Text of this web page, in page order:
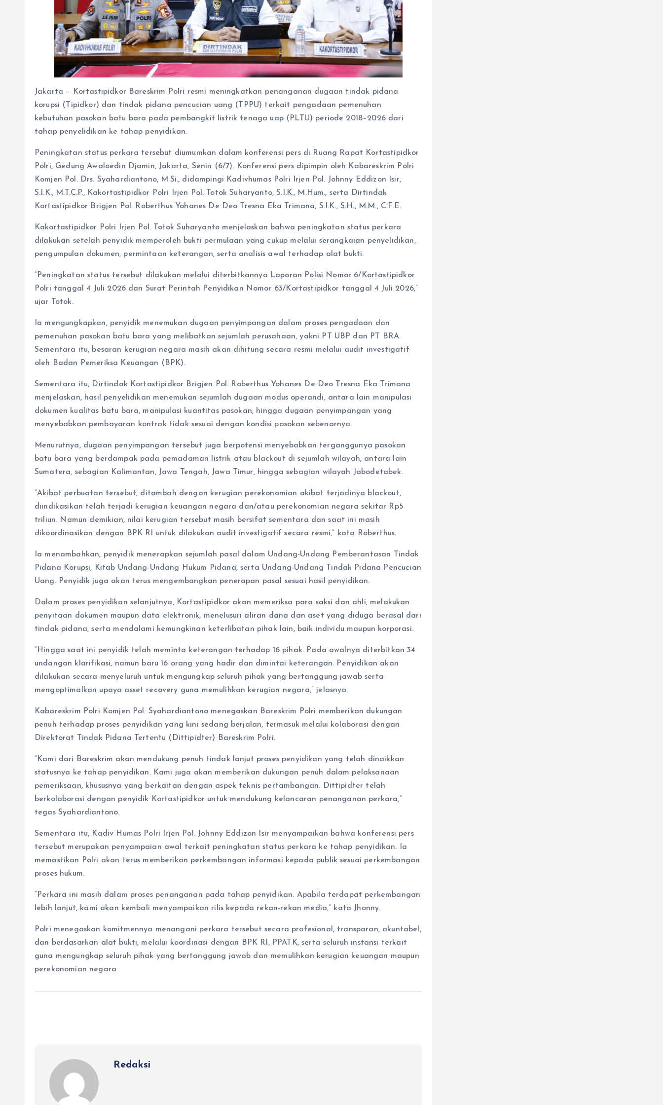
Jakarta – Kortastipidkor Bareskrim Polri resmi meningkatkan penanganan dugaan tindak pidana
korupsi (Tipidkor) dan tindak pidana pencucian uang (TPPU) terkait pengadaan pemenuhan
kebutuhan pasokan batu bara pada pembangkit listrik tenaga uap (PLTU) periode 2018–2026 dari
tahap penyelidikan ke tahap penyidikan.
Peningkatan status perkara tersebut diumumkan dalam konferensi pers di Ruang Rapat Kortastipidkor
Polri, Gedung Awaloedin Djamin, Jakarta, Senin (6/7). Konferensi pers dipimpin oleh Kabareskrim Polri
Komjen Pol. Drs. Syahardiantono, M.Si., didampingi Kadivhumas Polri Irjen Pol. Johnny Eddizon Isir,
S.I.K., M.T.C.P., Kakortastipidkor Polri Irjen Pol. Totok Suharyanto, S.I.K., M.Hum., serta Dirtindak
Kortastipidkor Brigjen Pol. Roberthus Yohanes De Deo Tresna Eka Trimana, S.I.K., S.H., M.M., C.F.E.
Kakortastipidkor Polri Irjen Pol. Totok Suharyanto menjelaskan bahwa peningkatan status perkara
dilakukan setelah penyidik memperoleh bukti permulaan yang cukup melalui serangkaian penyelidikan,
pengumpulan dokumen, permintaan keterangan, serta analisis awal terhadap alat bukti.
“Peningkatan status tersebut dilakukan melalui diterbitkannya Laporan Polisi Nomor 6/Kortastipidkor
Polri tanggal 4 Juli 2026 dan Surat Perintah Penyidikan Nomor 63/Kortastipidkor tanggal 4 Juli 2026,”
ujar Totok.
Ia mengungkapkan, penyidik menemukan dugaan penyimpangan dalam proses pengadaan dan
pemenuhan pasokan batu bara yang melibatkan sejumlah perusahaan, yakni PT UBP dan PT BRA.
Sementara itu, besaran kerugian negara masih akan dihitung secara resmi melalui audit investigatif
oleh Badan Pemeriksa Keuangan (BPK).
Sementara itu, Dirtindak Kortastipidkor Brigjen Pol. Roberthus Yohanes De Deo Tresna Eka Trimana
menjelaskan, hasil penyelidikan menemukan sejumlah dugaan modus operandi, antara lain manipulasi
dokumen kualitas batu bara, manipulasi kuantitas pasokan, hingga dugaan penyimpangan yang
menyebabkan pembayaran kontrak tidak sesuai dengan kondisi pasokan sebenarnya.
Menurutnya, dugaan penyimpangan tersebut juga berpotensi menyebabkan terganggunya pasokan
batu bara yang berdampak pada pemadaman listrik atau blackout di sejumlah wilayah, antara lain
Sumatera, sebagian Kalimantan, Jawa Tengah, Jawa Timur, hingga sebagian wilayah Jabodetabek.
“Akibat perbuatan tersebut, ditambah dengan kerugian perekonomian akibat terjadinya blackout,
diindikasikan telah terjadi kerugian keuangan negara dan/atau perekonomian negara sekitar Rp5
triliun. Namun demikian, nilai kerugian tersebut masih bersifat sementara dan saat ini masih
dikoordinasikan dengan BPK RI untuk dilakukan audit investigatif secara resmi,” kata Roberthus.
Ia menambahkan, penyidik menerapkan sejumlah pasal dalam Undang-Undang Pemberantasan Tindak
Pidana Korupsi, Kitab Undang-Undang Hukum Pidana, serta Undang-Undang Tindak Pidana Pencucian
Uang. Penyidik juga akan terus mengembangkan penerapan pasal sesuai hasil penyidikan.
Dalam proses penyidikan selanjutnya, Kortastipidkor akan memeriksa para saksi dan ahli, melakukan
penyitaan dokumen maupun data elektronik, menelusuri aliran dana dan aset yang diduga berasal dari
tindak pidana, serta mendalami kemungkinan keterlibatan pihak lain, baik individu maupun korporasi.
“Hingga saat ini penyidik telah meminta keterangan terhadap 16 pihak. Pada awalnya diterbitkan 34
undangan klarifikasi, namun baru 16 orang yang hadir dan dimintai keterangan. Penyidikan akan
dilakukan secara menyeluruh untuk mengungkap seluruh pihak yang bertanggung jawab serta
mengoptimalkan upaya asset recovery guna memulihkan kerugian negara,” jelasnya.
Kabareskrim Polri Komjen Pol. Syahardiantono menegaskan Bareskrim Polri memberikan dukungan
penuh terhadap proses penyidikan yang kini sedang berjalan, termasuk melalui kolaborasi dengan
Direktorat Tindak Pidana Tertentu (Dittipidter) Bareskrim Polri.
“Kami dari Bareskrim akan mendukung penuh tindak lanjut proses penyidikan yang telah dinaikkan
statusnya ke tahap penyidikan. Kami juga akan memberikan dukungan penuh dalam pelaksanaan
pemeriksaan, khususnya yang berkaitan dengan aspek teknis pertambangan. Dittipidter telah
berkolaborasi dengan penyidik Kortastipidkor untuk mendukung kelancaran penanganan perkara,”
tegas Syahardiantono.
Sementara itu, Kadiv Humas Polri Irjen Pol. Johnny Eddizon Isir menyampaikan bahwa konferensi pers
tersebut merupakan penyampaian awal terkait peningkatan status perkara ke tahap penyidikan. Ia
memastikan Polri akan terus memberikan perkembangan informasi kepada publik sesuai perkembangan
proses hukum.
“Perkara ini masih dalam proses penanganan pada tahap penyidikan. Apabila terdapat perkembangan
lebih lanjut, kami akan kembali menyampaikan rilis kepada rekan-rekan media,” kata Jhonny.
Polri menegaskan komitmennya menangani perkara tersebut secara profesional, transparan, akuntabel,
dan berdasarkan alat bukti, melalui koordinasi dengan BPK RI, PPATK, serta seluruh instansi terkait
guna mengungkap seluruh pihak yang bertanggung jawab dan memulihkan kerugian keuangan maupun
perekonomian negara.
Redaksi